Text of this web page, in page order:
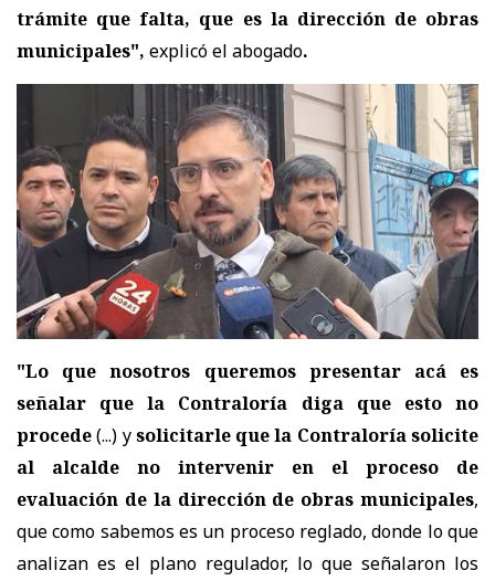
trámite que falta, que es la dirección de obras
municipales", explicó el abogado.
"Lo que nosotros queremos presentar acá es
señalar que la Contraloría diga que esto no
procede(...) ysolicitarle que la Contraloría solicite
al
alcalde no intervenir en el proceso de
evaluación de la dirección de obras municipales,
que como sabemos es un proceso reglado, donde lo que
analizan es el plano regulador, lo que señalaron los